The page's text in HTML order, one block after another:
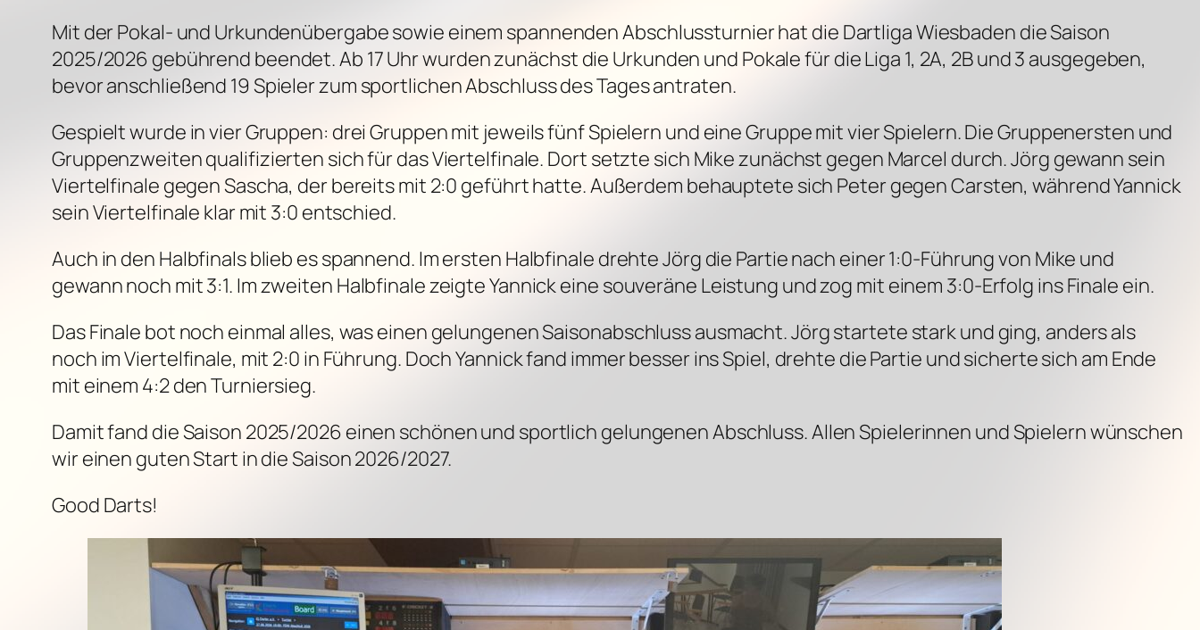
Mit der Pokal- und Urkundenübergabe sowie einem spannenden Abschlussturnier hat die Dartliga Wiesbaden die Saison
2025/2026 gebührend beendet. Ab 17 Uhr wurden zunächst die Urkunden und Pokale für die Liga 1, 2A, 2B und 3 ausgegeben,
bevor anschließend 19 Spieler zum sportlichen Abschluss des Tages antraten.
Gespielt wurde in vier Gruppen: drei Gruppen mit jeweils fünf Spielern und eine Gruppe mit vier Spielern. Die Gruppenersten und
Gruppenzweiten qualifizierten sich für das Viertelfinale. Dort setzte sich Mike zunächst gegen Marcel durch. Jörg gewann sein
Viertelfinale gegen Sascha, der bereits mit 2:0 geführt hatte. Außerdem behauptete sich Peter gegen Carsten, während Yannick
sein Viertelfinale klar mit 3:0 entschied.
Auch in den Halbfinals blieb es spannend. Im ersten Halbfinale drehte Jörg die Partie nach einer 1:0-Führung von Mike und
gewann noch mit 3:1. Im zweiten Halbfinale zeigte Yannick eine souveräne Leistung und zog mit einem 3:0-Erfolg ins Finale ein.
Das Finale bot noch einmal alles, was einen gelungenen Saisonabschluss ausmacht. Jörg startete stark und ging, anders als
noch im Viertelfinale, mit 2:0 in Führung. Doch Yannick fand immer besser ins Spiel, drehte die Partie und sicherte sich am Ende
mit einem 4:2 den Turniersieg.
Damit fand die Saison 2025/2026 einen schönen und sportlich gelungenen Abschluss. Allen Spielerinnen und Spielern wünschen
wir einen guten Start in die Saison 2026/2027.
Good Darts!